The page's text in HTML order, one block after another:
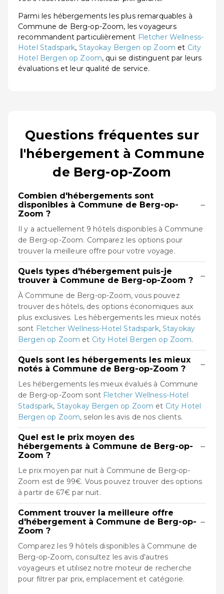
Parmi les hébergements les plus remarquables à
Commune de Berg-op-Zoom, les voyageurs
recommandent particulièrement Fletcher Wellness-
Hotel Stadspark, Stayokay Bergen op Zoom et City
Hotel Bergen op Zoom, qui se distinguent par leurs
évaluations et leur qualité de service.
Questions fréquentes sur
l'hébergement à Commune
de Berg-op-Zoom
Combien d'hébergements sont
disponibles à Commune de Berg-op-
Zoom ?
−
Il y a actuellement 9 hôtels disponibles à Commune
de Berg-op-Zoom. Comparez les options pour
trouver la meilleure offre pour votre voyage.
Quels types d'hébergement puis-je
trouver à Commune de Berg-op-Zoom ?
−
À Commune de Berg-op-Zoom, vous pouvez
trouver des hôtels, des options économiques aux
plus exclusives. Les hébergements les mieux notés
sont Fletcher Wellness-Hotel Stadspark,Stayokay
Bergen op Zoom et City Hotel Bergen op Zoom.
Quels sont les hébergements les mieux
notés à Commune de Berg-op-Zoom ?
−
Les hébergements les mieux évalués à Commune
de Berg-op-Zoom sont Fletcher Wellness-Hotel
Stadspark, Stayokay Bergen op Zoom et City Hotel
Bergen op Zoom, selon les avis de nos clients.
Quel est le prix moyen des
hébergements à Commune de Berg-op-
Zoom ?
−
Le prix moyen par nuit à Commune de Berg-op-
Zoom est de 99€. Vous pouvez trouver des options
à partir de 67€ par nuit.
Comment trouver la meilleure offre
d'hébergement à Commune de Berg-op-
Zoom ?
−
Comparez les 9 hôtels disponibles à Commune de
Berg-op-Zoom, consultez les avis d'autres
voyageurs et utilisez notre moteur de recherche
pour filtrer par prix, emplacement et catégorie.